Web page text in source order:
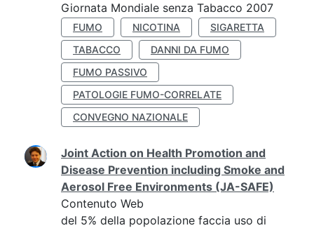
Giornata Mondiale senza Tabacco 2007
FUMO NICOTINA
SIGARETTA
TABACCO
DANNI DA FUMO
FUMO PASSIVO
PATOLOGIE FUMO-CORRELATE
CONVEGNO NAZIONALE
Joint Action on Health Promotion and
Disease Prevention including Smoke and
Aerosol Free Environments (JA-SAFE)
Contenuto Web
del 5% della popolazione faccia uso di